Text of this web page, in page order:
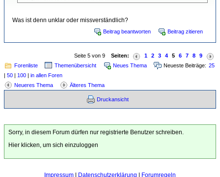
Was ist denn unklar oder missverständlich?
Beitrag beantworten Beitrag zitieren
Seite 5 von 9 Seiten: 1 2 3 4 5 6 7 8
9
Forenliste
Themenübersicht Neues Thema Neueste Beiträge: 25
| 50 | 100 | in allen Foren
Neueres Thema
Älteres Thema
Druckansicht
Sorry, in diesem Forum dürfen nur registrierte Benutzer schreiben.
Hier klicken, um sich einzuloggen
Impressum Datenschutzerklärung Forumregeln